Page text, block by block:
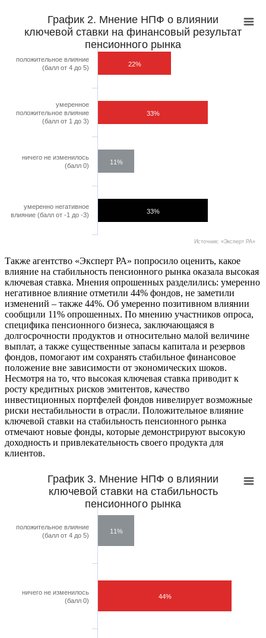
График 2. Мнение НПФ о влиянии
ключевой ставки на финансовый результат
пенсионного рынка
33%
11%
22%
33%
положительное влияние
(балл от 4 до 5)
умеренное
положительное влияние
(балл от 1 до 3)
ничего не изменилось
(балл 0)
умеренно негативное
влияние (балл от -1 до -3)
Источник: «Эксперт РА»
Также агентство «Эксперт РА» попросило оценить, какое
влияние на стабильность пенсионного рынка оказала высокая
ключевая ставка. Мнения опрошенных разделились: умеренно
негативное влияние отметили 44% фондов, не заметили
изменений – также 44%. Об умеренно позитивном влиянии
сообщили 11% опрошенных. По мнению участников опроса,
специфика пенсионного бизнеса, заключающаяся в
долгосрочности продуктов и относительно малой величине
выплат, а также существенные запасы капитала и резервов
фондов, помогают им сохранять стабильное финансовое
положение вне зависимости от экономических шоков.
Несмотря на то, что высокая ключевая ставка приводит к
росту кредитных рисков эмитентов, качество
инвестиционных портфелей фондов нивелирует возможные
риски нестабильности в отрасли. Положительное влияние
ключевой ставки на стабильность пенсионного рынка
отмечают новые фонды, которые демонстрируют высокую
доходность и привлекательность своего продукта для
клиентов.
График 3. Мнение НПФ о влиянии
ключевой ставки на стабильность
пенсионного рынка
44%
11%
положительное влияние
(балл от 4 до 5)
ничего не изменилось
(балл 0)